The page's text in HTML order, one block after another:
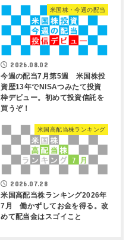
米国株・今週の配当
2026.08.02
今週の配当7月第5週 米国株投
資歴13年でNISAつみたて投資
枠デビュー。初めて投資信託を
買うぞ！
米国高配当株ランキング
2026.07.28
米国高配当株ランキング2026年
7月 働かずしてお金を得る。改
めて配当金はスゴイこと